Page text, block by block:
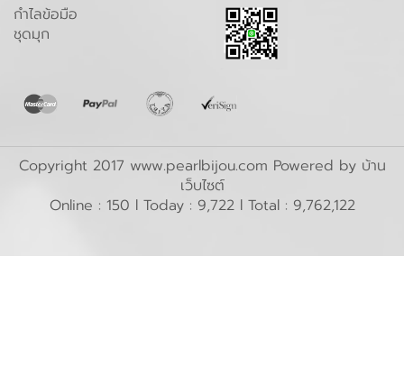
กำไลข้อมือ
ชุดมุก
Copyright 2017 www.pearlbijou.com Powered by บ้าน
เว็บไซต์
Online : 150 l Today : 9,722 l Total : 9,762,122